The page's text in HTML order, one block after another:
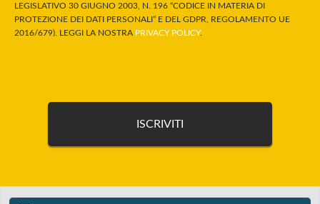
LEGISLATIVO 30 GIUGNO 2003, N. 196 “CODICE IN MATERIA DI
PROTEZIONE DEI DATI PERSONALI” E DEL GDPR, REGOLAMENTO UE
2016/679). LEGGI LA NOSTRA PRIVACY POLICY.